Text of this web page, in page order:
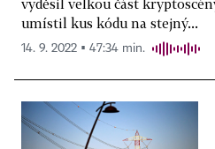
umístil kus kódu na stejný...
14. 9. 2022 ▪ 47:34 min.